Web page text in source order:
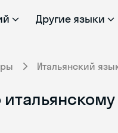
Другие языки
Итальянский